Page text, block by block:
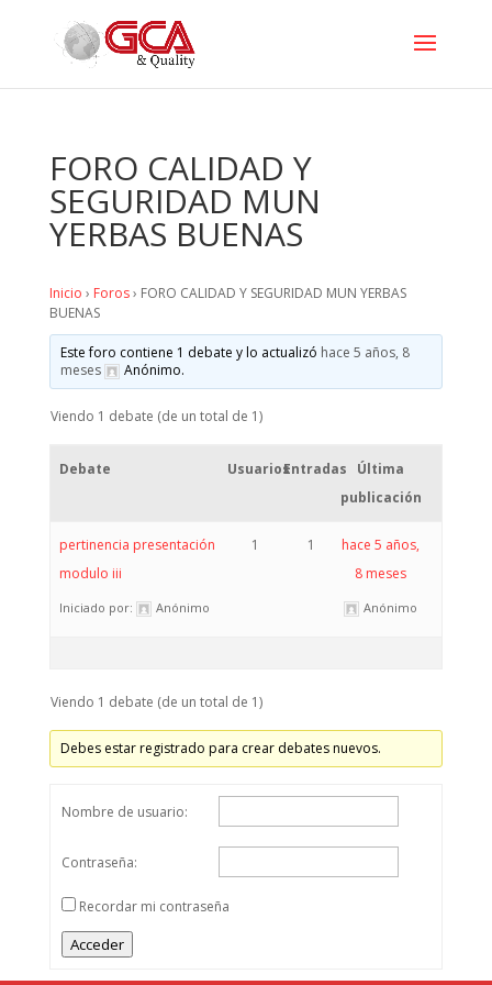
FORO CALIDAD Y
SEGURIDAD MUN
YERBAS BUENAS
Inicio › Foros› FORO CALIDAD Y SEGURIDAD MUN YERBAS
BUENAS
Este foro contiene 1 debate y lo actualizó hace 5 años, 8
meses
Anónimo.
Viendo 1 debate (de un total de 1)
Debate UsuariosEntradas
Última
publicación
pertinencia presentación
modulo iii
Iniciado por: Anónimo
1 1
hace 5 años,
8 meses
Anónimo
Viendo 1 debate (de un total de 1)
Debes estar registrado para crear debates nuevos.
Nombre de usuario:
Contraseña:
Recordar mi contraseña
Acceder